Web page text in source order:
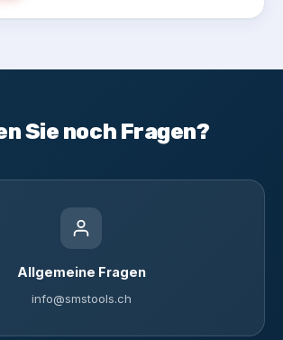
Sie noch Fragen?
Allgemeine Fragen
info@smstools.ch